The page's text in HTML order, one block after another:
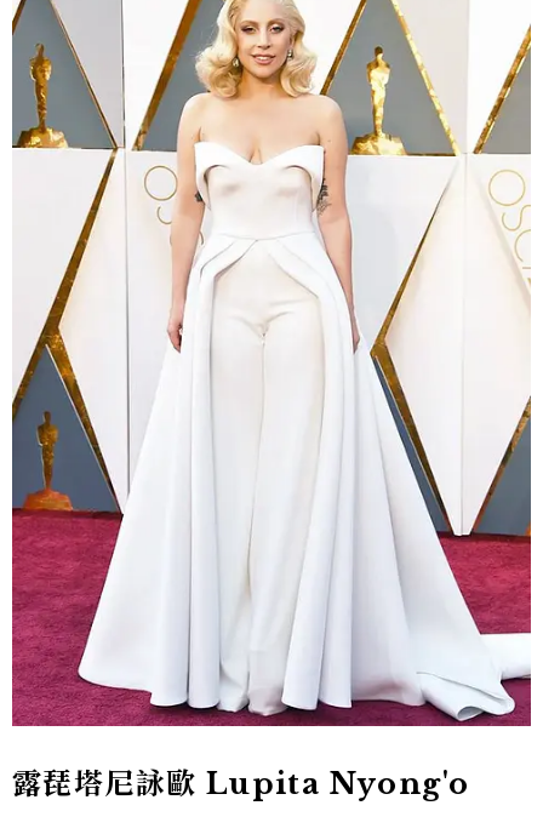
露琵塔尼詠歐 Lupita Nyong'o